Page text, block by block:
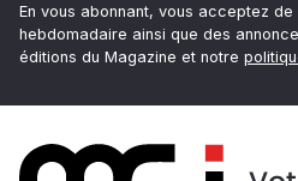
En vous abonnant, vous acceptez
hebdomadaire ainsi que des
éditions du Magazine et notre